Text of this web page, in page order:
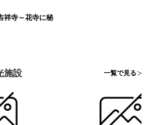
祥寺～花寺に秘
施設 一覧で見る